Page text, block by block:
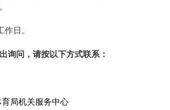
作日。
询问，请按以下方式联系：
局机关服务中心